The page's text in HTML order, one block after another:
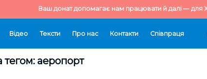
Ваш донат допомагає нам працювати й далі — для
Відео Тексти Про нас Контакти Cпівпраця
тегом: аеропорт